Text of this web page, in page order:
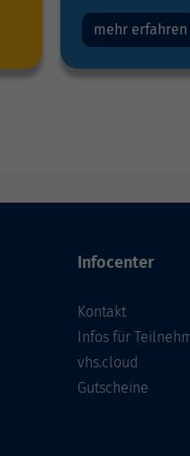
mehr erfahren
Infocenter
Kontakt
Infos für
vhs.cloud
Gutscheine